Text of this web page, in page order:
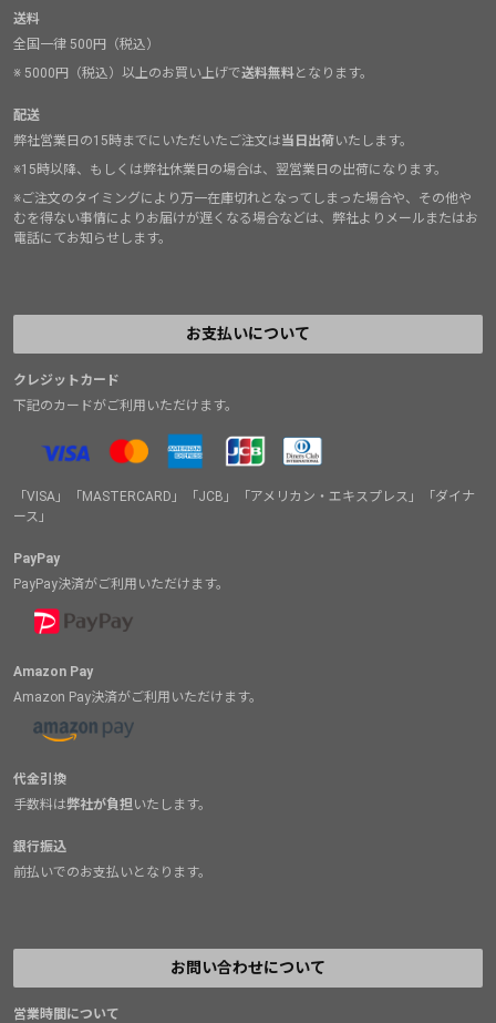
送料
全国一律 500円（税込）
※ 5000円（税込）以上のお買い上げで送料無料となります。
配送
弊社営業日の15時までにいただいたご注文は当日出荷いたします。
※15時以降、もしくは弊社休業日の場合は、翌営業日の出荷になります。
※ご注文のタイミングにより万一在庫切れとなってしまった場合や、その他や
むを得ない事情によりお届けが遅くなる場合などは、弊社よりメールまたはお
電話にてお知らせします。
お支払いについて
クレジットカード
下記のカードがご利用いただけます。
「VISA」「MASTERCARD」「JCB」「アメリカン・エキスプレス」「ダイナ
ース」
PayPay
PayPay決済がご利用いただけます。
Amazon Pay
Amazon Pay決済がご利用いただけます。
代金引換
手数料は弊社が負担いたします。
銀行振込
前払いでのお支払いとなります。
お問い合わせについて
営業時間について